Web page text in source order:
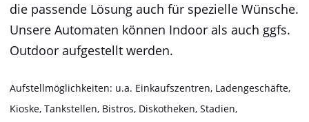
die passende Lösung auch für spezielle Wünsche.
Unsere Automaten können Indoor als auch ggfs.
Outdoor aufgestellt werden.
Aufstellmöglichkeiten: u.a. Einkaufszentren, Ladengeschäfte,
Kioske, Tankstellen, Bistros, Diskotheken, Stadien,